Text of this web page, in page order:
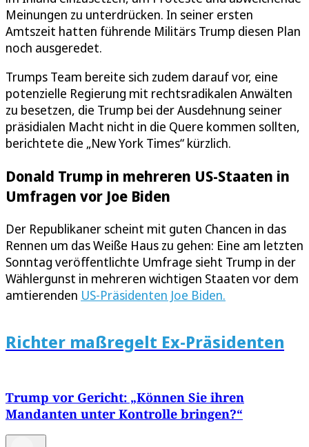
Meinungen zu unterdrücken. In seiner ersten
Amtszeit hatten führende Militärs Trump diesen Plan
noch ausgeredet.
Trumps Team bereite sich zudem darauf vor, eine
potenzielle Regierung mit rechtsradikalen Anwälten
zu besetzen, die Trump bei der Ausdehnung seiner
präsidialen Macht nicht in die Quere kommen sollten,
berichtete die „New York Times“ kürzlich.
Donald Trump in mehreren US-Staaten in
Umfragen vor Joe Biden
Der Republikaner scheint mit guten Chancen in das
Rennen um das Weiße Haus zu gehen: Eine am letzten
Sonntag veröffentlichte Umfrage sieht Trump in der
Wählergunst in mehreren wichtigen Staaten vor dem
amtierenden US-Präsidenten Joe Biden.
Richter maßregelt Ex-Präsidenten
Trump vor Gericht: „Können Sie ihren
Mandanten unter Kontrolle bringen?“